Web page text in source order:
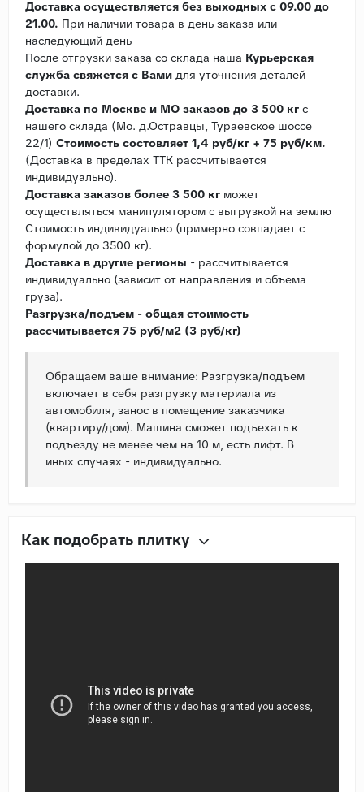
Доставка осуществляется без выходных с 09.00 до
21.00. При наличии товара в день заказа или
наследующий день
После отгрузки заказа со склада наша Курьерская
служба свяжется с Вами для уточнения деталей
доставки.
Доставка по Москве и МО заказов до 3 500 кг с
нашего склада (Мо. д.Остравцы, Тураевское шоссе
22/1) Стоимость состовляет 1,4 руб/кг + 75 руб/км.
(Доставка в пределах ТТК рассчитывается
индивидуально).
Доставка заказов более 3 500 кг может
осуществляться манипулятором с выгрузкой на землю
Стоимость индивидуально (примерно совпадает с
формулой до 3500 кг).
Доставка в другие регионы - рассчитывается
индивидуально (зависит от направления и объема
груза).
Разгрузка/подъем - общая стоимость
рассчитывается 75 руб/м2 (3 руб/кг)
Обращаем ваше внимание: Разгрузка/подъем
включает в себя разгрузку материала из
автомобиля, занос в помещение заказчика
(квартиру/дом). Машина сможет подъехать к
подъезду не менее чем на 10 м, есть лифт. В
иных случаях - индивидуально.
Как подобрать плитку